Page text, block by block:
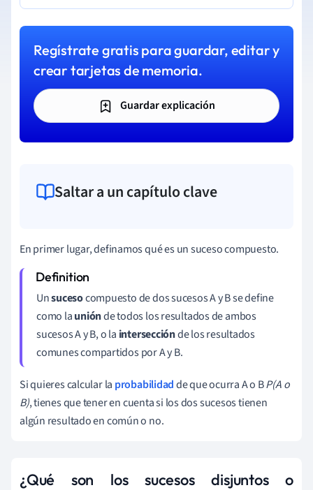
Regístrate gratis para guardar, editar y
crear tarjetas de memoria.
Guardar explicación
Saltar a un capítulo clave
En primer lugar, definamos qué es un suceso compuesto.
Unsucesocompuesto de dos sucesos A y B se define
como launiónde todos los resultados de ambos
sucesos A y B, o la intersecciónde los resultados
comunes compartidos por A y B.
Si quieres calcular la probabilidadde que ocurra A o BP(A o
B), tienes que tener en cuenta si los dos sucesos tienen
algún resultado en común o no.
¿Qué son los sucesos disjuntos o